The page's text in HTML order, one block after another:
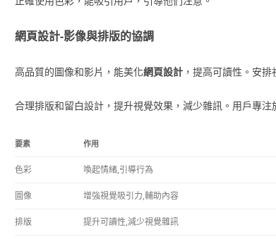
網頁設計-影像與排版的協調
高品質的圖像和影片，能美化網頁設計 ，提高可讀性。安
合理排版和留白設計，提升視覺效果，減少雜訊。用戶專注
要素 作用
色彩 喚起情緒,引導行為
圖像 增強視覺吸引力,輔助內容
排版 提升可讀性,減少視覺雜訊